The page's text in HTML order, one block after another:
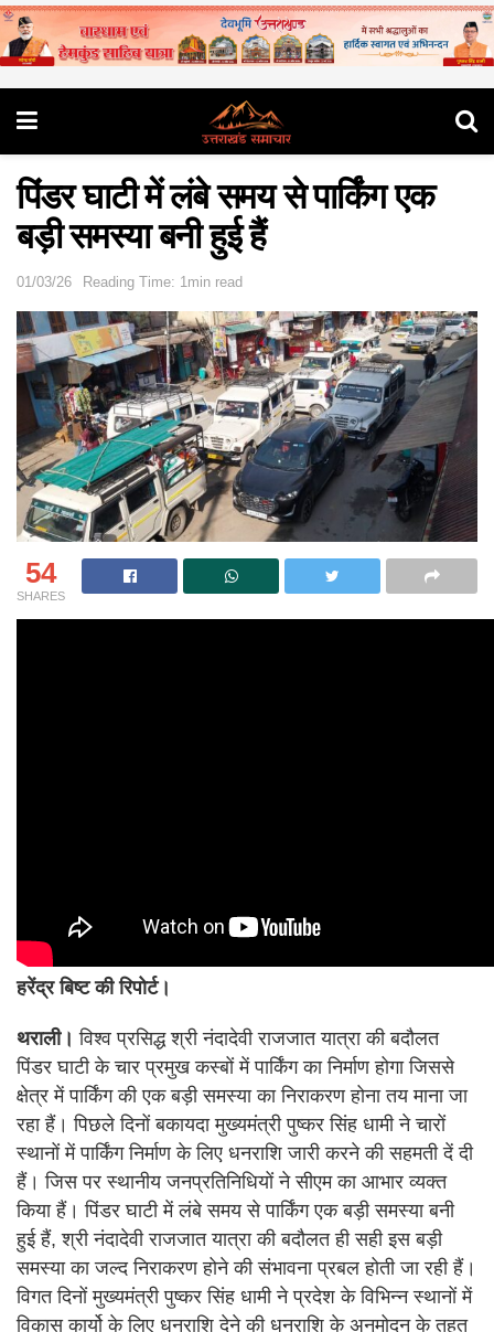
पिंडर घाटी में लंबे समय से पार्किंग एक
बड़ी समस्या बनी हुई हैं
01/03/26 Reading Time: 1min read
54
SHARES
हरेंद्र बिष्ट की रिपोर्ट।
थराली। विश्व प्रसिद्ध श्री नंदादेवी राजजात यात्रा की बदौलत
पिंडर घाटी के चार प्रमुख कस्बों में पार्किंग का निर्माण होगा जिससे
क्षेत्र में पार्किंग की एक बड़ी समस्या का निराकरण होना तय माना जा
रहा हैं। पिछले दिनों बकायदा मुख्यमंत्री पुष्कर सिंह धामी ने चारों
स्थानों में पार्किंग निर्माण के लिए धनराशि जारी करने की सहमती दें दी
हैं। जिस पर स्थानीय जनप्रतिनिधियों ने सीएम का आभार व्यक्त
किया हैं। पिंडर घाटी में लंबे समय से पार्किंग एक बड़ी समस्या बनी
हुई हैं, श्री नंदादेवी राजजात यात्रा की बदौलत ही सही इस बड़ी
समस्या का जल्द निराकरण होने की संभावना प्रबल होती जा रही हैं।
विगत दिनों मुख्यमंत्री पुष्कर सिंह धामी ने प्रदेश के विभिन्न स्थानों में
विकास कार्यो के लिए धनराशि देने की धनराशि के अनुमोदन के तहत